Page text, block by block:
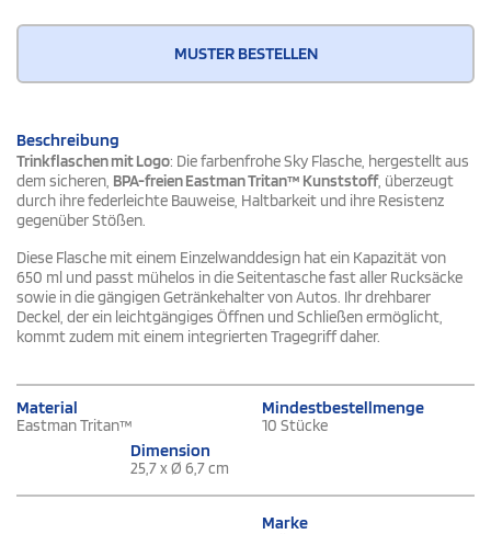
MUSTER BESTELLEN
Beschreibung
Trinkflaschen mit Logo: Die farbenfrohe Sky Flasche, hergestellt aus
dem sicheren, BPA-freien Eastman Tritan™ Kunststoff, überzeugt
durch ihre federleichte Bauweise, Haltbarkeit und ihre Resistenz
gegenüber Stößen.
Diese Flasche mit einem Einzelwanddesign hat ein Kapazität von
650 ml und passt mühelos in die Seitentasche fast aller Rucksäcke
sowie in die gängigen Getränkehalter von Autos. Ihr drehbarer
Deckel, der ein leichtgängiges Öffnen und Schließen ermöglicht,
kommt zudem mit einem integrierten Tragegriff daher.
Material
Eastman Tritan™
Mindestbestellmenge
10 Stücke
Dimension
25,7 x Ø 6,7 cm
Marke